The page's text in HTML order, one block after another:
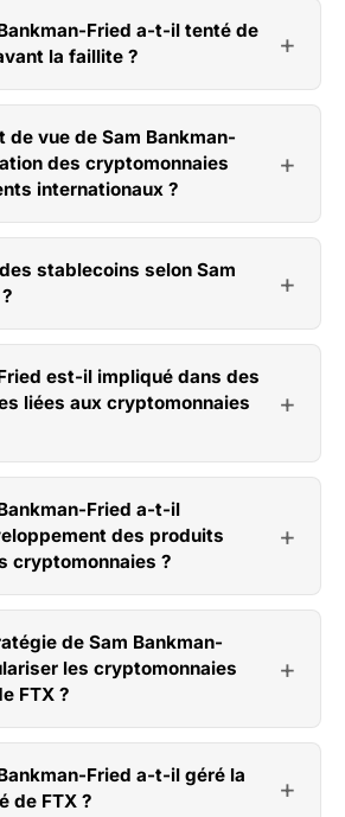
Fried a-t-il tenté de
la faillite ?
de vue de Sam Bankman-
des cryptomonnaies
internationaux ?
stablecoins selon Sam
est-il impliqué dans des
liées aux cryptomonnaies
Fried a-t-il
des produits
cryptomonnaies ?
de Sam Bankman-
les cryptomonnaies
FTX ?
Fried a-t-il géré la
de FTX ?